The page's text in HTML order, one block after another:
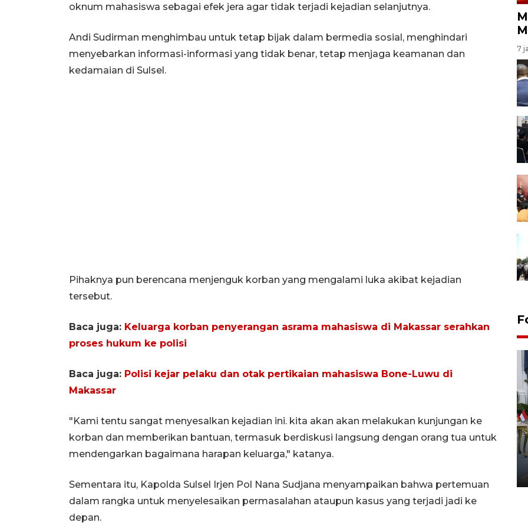
oknum mahasiswa sebagai efek jera agar tidak terjadi kejadian selanjutnya.
Andi Sudirman menghimbau untuk tetap bijak dalam bermedia sosial, menghindari
menyebarkan informasi-informasi yang tidak benar, tetap menjaga keamanan dan
kedamaian di Sulsel.
Pihaknya pun berencana menjenguk korban yang mengalami luka akibat kejadian
tersebut.
Baca juga: Keluarga korban penyerangan asrama mahasiswa di Makassar serahkan
proses hukum ke polisi
Baca juga: Polisi kejar pelaku dan otak pertikaian mahasiswa Bone-Luwu di
Makassar
"Kami tentu sangat menyesalkan kejadian ini. kita akan akan melakukan kunjungan ke
korban dan memberikan bantuan, termasuk berdiskusi langsung dengan orang tua untuk
mendengarkan bagaimana harapan keluarga," katanya.
Sementara itu, Kapolda Sulsel Irjen Pol Nana Sudjana menyampaikan bahwa pertemuan
dalam rangka untuk menyelesaikan permasalahan ataupun kasus yang terjadi jadi ke
depan.
7
FOTO - Kirab memperingati
HUT ke-80 Raja Keraton
Yogyakarta